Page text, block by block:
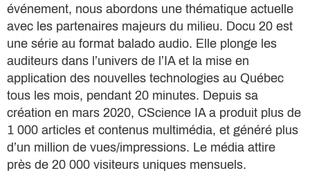
événement, nous abordons une thématique actuelle
avec les partenaires majeurs du milieu. Docu 20 est
une série au format balado audio. Elle plonge les
auditeurs dans l’univers de l’IA et la mise en
application des nouvelles technologies au Québec
tous les mois, pendant 20 minutes. Depuis sa
création en mars 2020, CScience IA a produit plus de
1 000 articles et contenus multimédia, et généré plus
d’un million de vues/impressions. Le média attire
près de 20 000 visiteurs uniques mensuels.